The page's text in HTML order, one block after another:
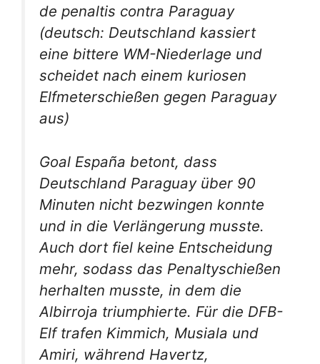
de penaltis contra Paraguay
(deutsch: Deutschland kassiert
eine bittere WM-Niederlage und
scheidet nach einem kuriosen
Elfmeterschießen gegen Paraguay
aus)
Goal España betont, dass
Deutschland Paraguay über 90
Minuten nicht bezwingen konnte
und in die Verlängerung musste.
Auch dort fiel keine Entscheidung
mehr, sodass das Penaltyschießen
herhalten musste, in dem die
Albirroja triumphierte. Für die DFB-
Elf trafen Kimmich, Musiala und
Amiri, während Havertz,